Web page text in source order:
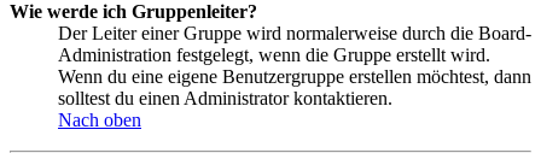
Wie werde ich Gruppenleiter?
Der Leiter einer Gruppe wird normalerweise durch die Board-
Administration festgelegt, wenn die Gruppe erstellt wird.
Wenn du eine eigene Benutzergruppe erstellen möchtest, dann
solltest du einen Administrator kontaktieren.
Nach oben